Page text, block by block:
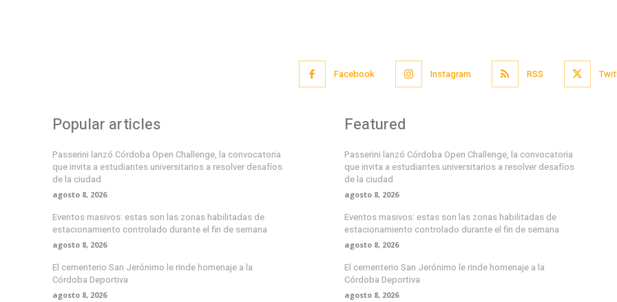
Facebook Instagram RSS
Popular articles
Passerini lanzó Córdoba Open Challenge, la convocatoria
que invita a estudiantes universitarios a resolver desafíos
de la ciudad
agosto 8, 2026
Eventos masivos: estas son las zonas habilitadas de
estacionamiento controlado durante el fin de semana
agosto 8, 2026
El cementerio San Jerónimo le rinde homenaje a la
Córdoba Deportiva
agosto 8, 2026
Featured
Passerini lanzó Córdoba Open Challenge, la convocatoria
que invita a estudiantes universitarios a resolver desafíos
de la ciudad
agosto 8, 2026
Eventos masivos: estas son las zonas habilitadas de
estacionamiento controlado durante el fin de semana
agosto 8, 2026
El cementerio San Jerónimo le rinde homenaje a la
Córdoba Deportiva
agosto 8, 2026